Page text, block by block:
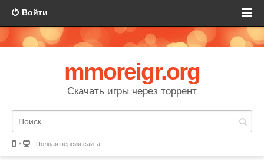
Войти
mmoreigr.org
Скачать игры через торрент
Полная версия сайта